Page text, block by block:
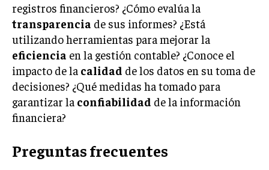
Ricardo Mendoza
Soy Ricardo Mendoza, periodista de negocios e
innovación, con amplia trayectoria. Desde hace
más de diez años, colaboro en un reconocido
portal de noticias, abarcando desde noticias
corporativas hasta tendencias innovadoras. Creo firmemente en
el periodismo como motor de cambio, manteniendo a la
sociedad actualizada y proactiva.
registros financieros? ¿Cómo evalúa la
transparencia de sus informes? ¿Está
utilizando herramientas para mejorar la
eficiencia en la gestión contable? ¿Conoce el
impacto de la calidad de los datos en su toma de
decisiones? ¿Qué medidas ha tomado para
garantizar la confiabilidad de la información
financiera?
Preguntas frecuentes